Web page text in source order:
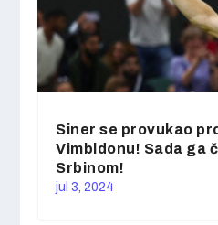
Siner se provukao
Vimbldonu! Sada ga
Srbinom!
jul 3, 2024